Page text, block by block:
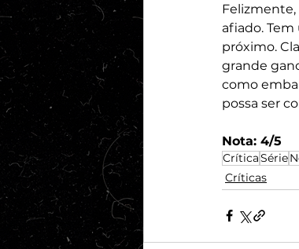
Felizmente,
afiado.
próximo.
grande
como
possa ser
Nota: 4/5
CríticaSérie
Críticas